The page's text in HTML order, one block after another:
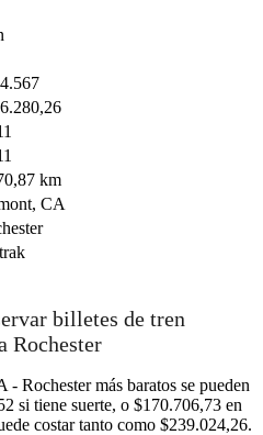
km
CA
Rochester, NY
©
billetes de tren
Rochester
Rochester más baratos se pueden
si tiene suerte, o $170.706,73 en
costar tanto como $239.024,26.